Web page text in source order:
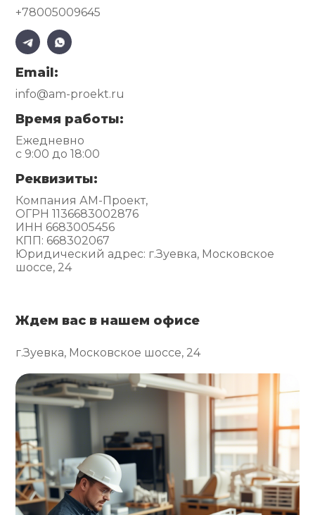
+78005009645
Email:
info@am-proekt.ru
Время работы:
Ежедневно
с 9:00 до 18:00
Реквизиты:
Компания АМ-Проект,
ОГРН 1136683002876
ИНН 6683005456
КПП: 668302067
Юридический адрес: г.Зуевка, Московское
шоссе, 24
Ждем вас в нашем офисе
г.Зуевка, Московское шоссе, 24